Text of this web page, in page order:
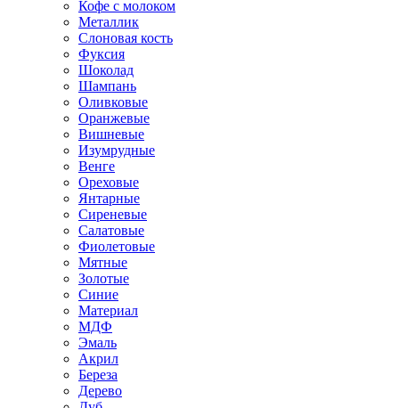
Кофе с молоком
Металлик
Слоновая кость
Фуксия
Шоколад
Шампань
Оливковые
Оранжевые
Вишневые
Изумрудные
Венге
Ореховые
Янтарные
Сиреневые
Салатовые
Фиолетовые
Мятные
Золотые
Синие
Материал
МДФ
Эмаль
Акрил
Береза
Дерево